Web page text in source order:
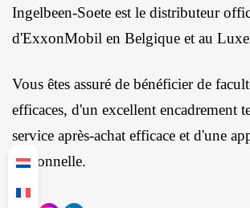
Ingelbeen-Soete est le distributeur
d'ExxonMobil en Belgique et au
Vous êtes assuré de bénéficier de
efficaces, d'un excellent encadrement
service après-achat efficace et d'une
personnelle.